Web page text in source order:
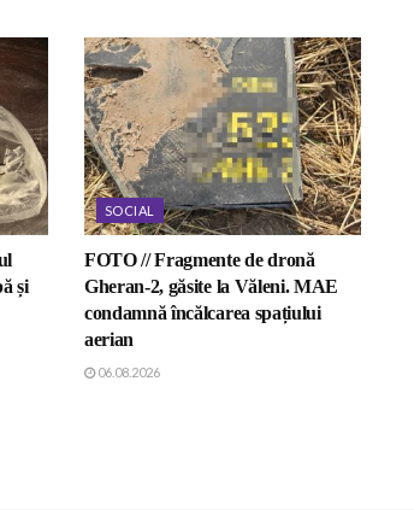
și
SOCIAL
FOTO // Fragmente de dronă
Gheran-2, găsite la Văleni. MAE
condamnă încălcarea spațiului
aerian
06.08.2026